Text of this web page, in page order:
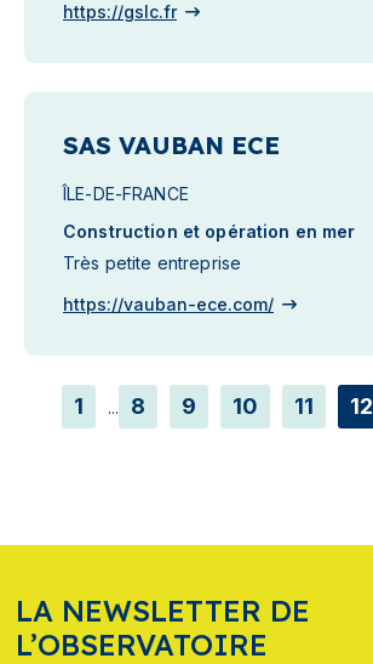
https://gslc.fr
SAS VAUBAN ECE
ÎLE-DE-FRANCE
Construction et opération en mer
Très petite entreprise
https://vauban-ece.com/
1 ... 8 9 10 11 12
LA NEWSLETTER DE
L’OBSERVATOIRE